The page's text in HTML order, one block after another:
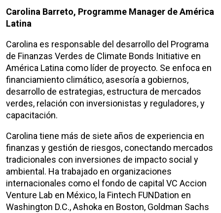
Carolina Barreto, Programme Manager de América
Latina
Carolina es responsable del desarrollo del Programa
de Finanzas Verdes de Climate Bonds Initiative en
América Latina como líder de proyecto. Se enfoca en
financiamiento climático, asesoría a gobiernos,
desarrollo de estrategias, estructura de mercados
verdes, relación con inversionistas y reguladores, y
capacitación.
Carolina tiene más de siete años de experiencia en
finanzas y gestión de riesgos, conectando mercados
tradicionales con inversiones de impacto social y
ambiental. Ha trabajado en organizaciones
internacionales como el fondo de capital VC Accion
Venture Lab en México, la Fintech FUNDation en
Washington D.C., Ashoka en Boston, Goldman Sachs